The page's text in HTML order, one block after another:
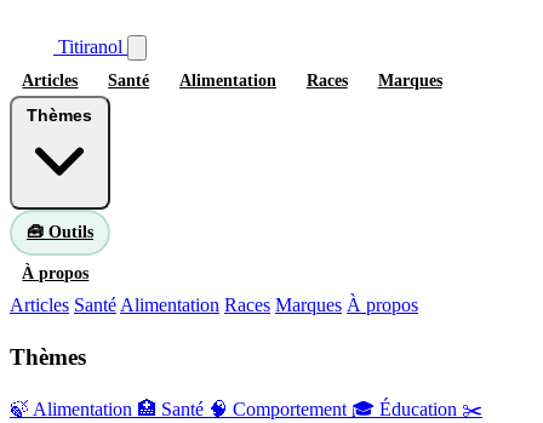
Titiranol
Articles Santé Alimentation Races Marques
🧰 Outils
À propos
Articles Santé Alimentation Races Marques À propos
Thèmes
🍃 Alimentation 🏥 Santé 🧠 Comportement 🎓 Éducation ✂️